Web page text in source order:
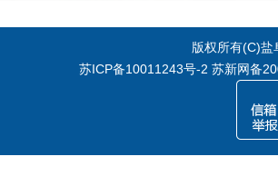
版权所有(C)
苏ICP备10011243号-2 苏新网备